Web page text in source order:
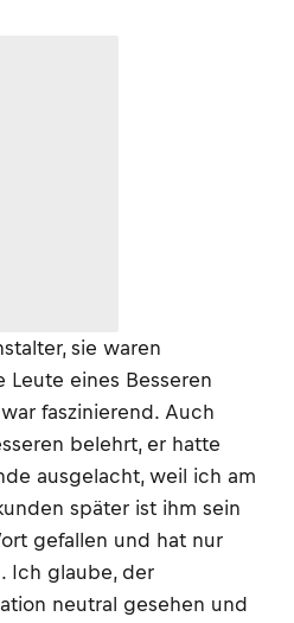
sie waren
eines Besseren
faszinierend. Auch
belehrt, er hatte
ausgelacht, weil ich am
später ist ihm sein
gefallen und hat nur
Ich glaube, der
neutral gesehen und